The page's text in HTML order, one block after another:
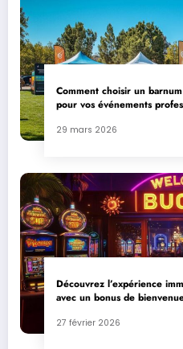
Comment choisir un
pour vos événements
29 mars 2026
Découvrez l’expérience
avec un bonus de
27 février 2026